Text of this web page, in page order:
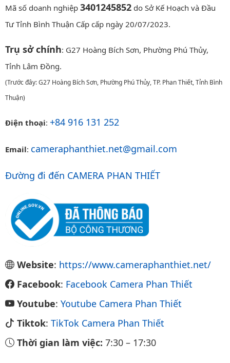
Mã số doanh nghiệp 3401245852 do Sở Kế Hoạch và Đầu
Tư Tỉnh Bình Thuận Cấp cấp ngày 20/07/2023.
Trụ sở chính: G27 Hoàng Bích Sơn, Phường Phú Thủy,
Tỉnh Lâm Đồng.
(Trước đây: G27 Hoàng Bích Sơn, Phường Phú Thủy, TP. Phan Thiết, Tỉnh Bình
Thuận)
Điện thoại: +84 916 131 252
Email: cameraphanthiet.net@gmail.com
Đường đi đến CAMERA PHAN THIẾT
Website: https://www.cameraphanthiet.net/
Facebook: Facebook Camera Phan Thiết
Youtube: Youtube Camera Phan Thiết
Tiktok: TikTok Camera Phan Thiết
Thời gian làm việc: 7:30 – 17:30